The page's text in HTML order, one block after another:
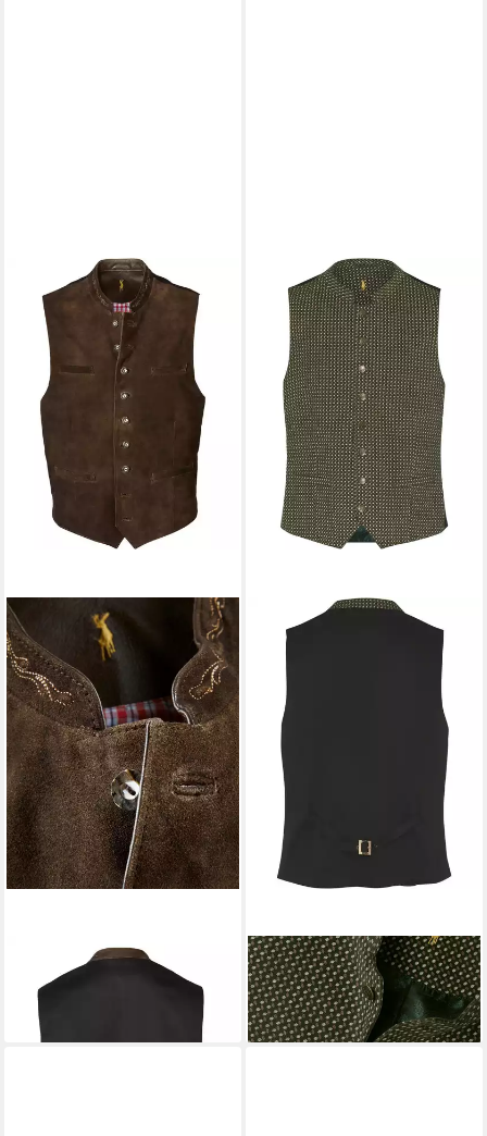
ALMSACHTrachtenweste
Lederweste Aurach
149,99 €
ALMSACHTrachtenweste
Cordweste mit Print
129,99 €